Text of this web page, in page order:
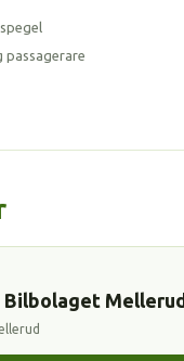
passagerare
Bilbolaget Mellerud